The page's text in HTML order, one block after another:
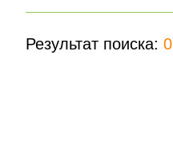
Результат поиска: 0